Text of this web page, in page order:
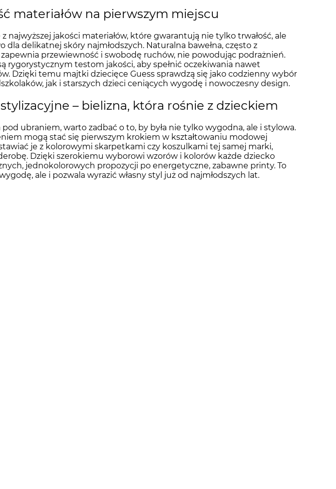
materiałów na pierwszym miejscu
najwyższej jakości materiałów, które gwarantują nie tylko trwałość, ale
delikatnej skóry najmłodszych. Naturalna bawełna, często z
przewiewność i swobodę ruchów, nie powodując podrażnień.
rygorystycznym testom jakości, aby spełnić oczekiwania nawet
Dzięki temu majtki dziecięce Guess sprawdzą się jako codzienny wybór
jak i starszych dzieci ceniących wygodę i nowoczesny design.
– bielizna, która rośnie z dzieckiem
ubraniem, warto zadbać o to, by była nie tylko wygodna, ale i stylowa.
mogą stać się pierwszym krokiem w kształtowaniu modowej
je z kolorowymi skarpetkami czy koszulkami tej samej marki,
Dzięki szerokiemu wyborowi wzorów i kolorów każde dziecko
jednokolorowych propozycji po energetyczne, zabawne printy. To
ale i pozwala wyrazić własny styl już od najmłodszych lat.